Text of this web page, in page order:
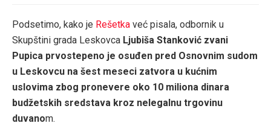
Podsetimo, kako je Rešetka već pisala, odbornik u
Skupštini grada Leskovca Ljubiša Stanković zvani
Pupica prvostepeno je osuđen pred Osnovnim sudom
u Leskovcu na šest meseci zatvora u kućnim
uslovima zbog pronevere oko 10 miliona dinara
budžetskih sredstava kroz nelegalnu trgovinu
duvanom.